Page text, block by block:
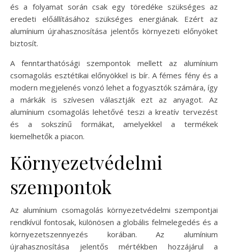
és a folyamat során csak egy töredéke szükséges az
eredeti előállításához szükséges energiának. Ezért az
alumínium újrahasznosítása jelentős környezeti előnyöket
biztosít.
A fenntarthatósági szempontok mellett az alumínium
csomagolás esztétikai előnyökkel is bír. A fémes fény és a
modern megjelenés vonzó lehet a fogyasztók számára, így
a márkák is szívesen választják ezt az anyagot. Az
alumínium csomagolás lehetővé teszi a kreatív tervezést
és a sokszínű formákat, amelyekkel a termékek
kiemelhetők a piacon.
Környezetvédelmi
szempontok
Az alumínium csomagolás környezetvédelmi szempontjai
rendkívül fontosak, különösen a globális felmelegedés és a
környezetszennyezés korában. Az alumínium
újrahasznosítása jelentős mértékben hozzájárul a